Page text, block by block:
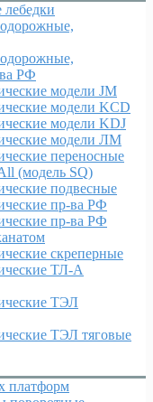
РФ
модели JM
модели KCD
модели KDJ
модели ЛМ
переносные
(модель SQ)
подвесные
пр-ва РФ
пр-ва РФ
скреперные
ТЛ-А
ТЭЛ
ТЭЛ тяговые
платформ